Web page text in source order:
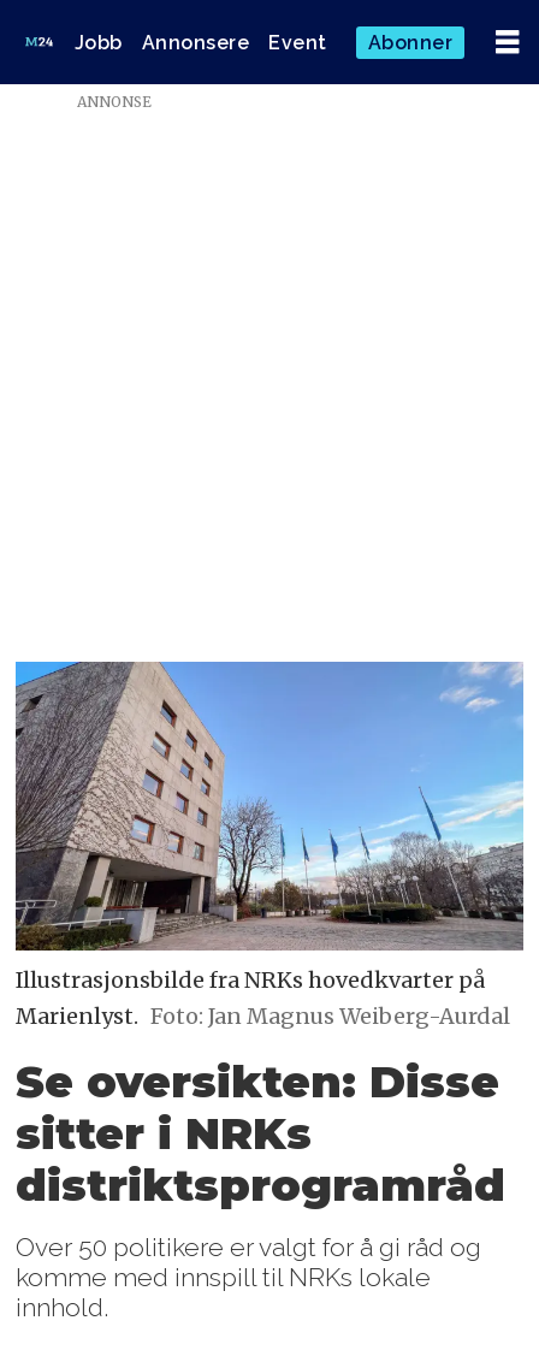
Jobb Annonsere Event Abonner
ANNONSE
Illustrasjonsbilde fra NRKs hovedkvarter på
Marienlyst. Foto: Jan Magnus Weiberg-Aurdal
Se oversikten: Disse
sitter i NRKs
distrikts­programråd
Over 50 politikere er valgt for å gi råd og
komme med innspill til NRKs lokale
innhold.